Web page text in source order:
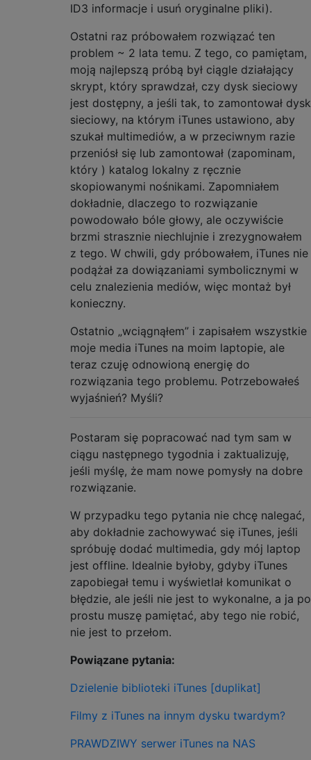
ID3 informacje i usuń oryginalne pliki).
Ostatni raz próbowałem rozwiązać ten
problem ~ 2 lata temu. Z tego, co pamiętam,
moją najlepszą próbą był ciągle działający
skrypt, który sprawdzał, czy dysk sieciowy
jest dostępny, a jeśli tak, to zamontował dysk
sieciowy, na którym iTunes ustawiono, aby
szukał multimediów, a w przeciwnym razie
przeniósł się lub zamontował (zapominam,
który ) katalog lokalny z ręcznie
skopiowanymi nośnikami. Zapomniałem
dokładnie, dlaczego to rozwiązanie
powodowało bóle głowy, ale oczywiście
brzmi strasznie niechlujnie i zrezygnowałem
z tego. W chwili, gdy próbowałem, iTunes nie
podążał za dowiązaniami symbolicznymi w
celu znalezienia mediów, więc montaż był
konieczny.
Ostatnio „wciągnąłem” i zapisałem wszystkie
moje media iTunes na moim laptopie, ale
teraz czuję odnowioną energię do
rozwiązania tego problemu. Potrzebowałeś
wyjaśnień? Myśli?
Postaram się popracować nad tym sam w
ciągu następnego tygodnia i zaktualizuję,
jeśli myślę, że mam nowe pomysły na dobre
rozwiązanie.
W przypadku tego pytania nie chcę nalegać,
aby dokładnie zachowywać się iTunes, jeśli
spróbuję dodać multimedia, gdy mój laptop
jest offline. Idealnie byłoby, gdyby iTunes
zapobiegał temu i wyświetlał komunikat o
błędzie, ale jeśli nie jest to wykonalne, a ja po
prostu muszę pamiętać, aby tego nie robić,
nie jest to przełom.
Powiązane pytania:
Dzielenie biblioteki iTunes [duplikat]
Filmy z iTunes na innym dysku twardym?
PRAWDZIWY serwer iTunes na NAS